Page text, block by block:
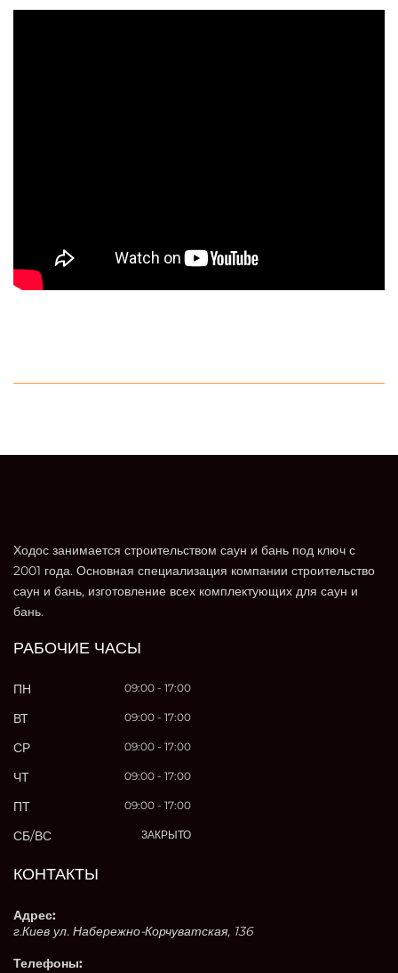
Ходос занимается строительством саун и бань под ключ с
2001 года. Основная специализация компании строительство
саун и бань, изготовление всех комплектующих для саун и
бань.
РАБОЧИЕ ЧАСЫ
ПН 09:00 - 17:00
ВТ 09:00 - 17:00
СР 09:00 - 17:00
ЧТ 09:00 - 17:00
ПТ 09:00 - 17:00
СБ/ВС ЗАКРЫТО
КОНТАКТЫ
Адрес:
г.Киев ул. Набережно-Корчуватская, 136
Телефоны: